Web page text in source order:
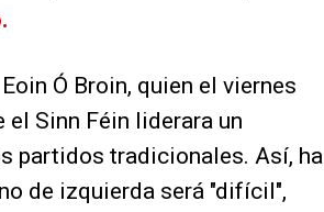
Ó Broin, quien el viernes
Sinn Féin liderara un
partidos tradicionales. Así, ha
de izquierda será "difícil",